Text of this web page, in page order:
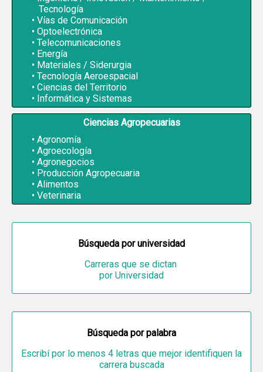
Tecnología
Vías de Comunicación
Optoelectrónica
Telecomunicaciones
Energía
Materiales / Siderurgia
Tecnología Aeroespacial
Ciencias del Territorio
Informática y Sistemas
Ciencias Agropecuarias
Agronomía
Agroecología
Agronegocios
Producción Agropecuaria
Alimentos
Veterinaria
Búsqueda por universidad
Carreras que se dictan
por Universidad
Búsqueda por palabra
Escribí por lo menos 4 letras que mejor identifiquen la
carrera buscada